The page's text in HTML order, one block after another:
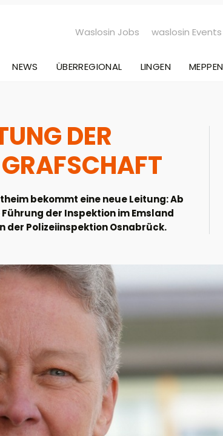
Waslosin Jobs waslosin Events
NEWS ÜBERREGIONAL LINGEN MEPPEN
DER
bekommt eine neue Leitung: Ab
der Inspektion im Emsland
der Polizeiinspektion Osnabrück.